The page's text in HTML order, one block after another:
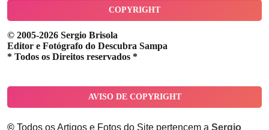
COPYRIGHT
© 2005-2026 Sergio Brisola
Editor e Fotógrafo do Descubra Sampa
* Todos os Direitos reservados *
AVISO DE COPYRIGHT
© Todos os Artigos e Fotos do Site pertencem a Sergio